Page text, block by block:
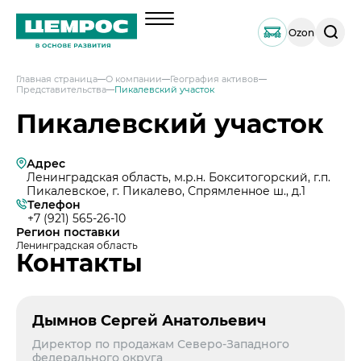
Ozon
Поиск
по
Главная страница О компании
География активов
Представительства
Пикалевский участок
Пикалевский участок
Адрес
Ленинградская область, м.р.н. Бокситогорский, г.п.
Пикалевское, г. Пикалево, Спрямленное ш., д.1
Телефон
+7 (921) 565-26-10
Регион поставки
Ленинградская область
Контакты
Дымнов Сергей Анатольевич
Директор по продажам Северо-Западного
федерального округа
Менеджмент
География активов
Наши компетенции и возможности
Решения по сегментам строительства
Продукция
Навальный цемент
Портландцемент ЦЕМРОС 500 ЭКСТРА
Портландцемент ЦЕМРОС 400 ПЛЮС
Сервисная поддержка
Проектная поддержка
Инвесторам
Устойчивое развитие